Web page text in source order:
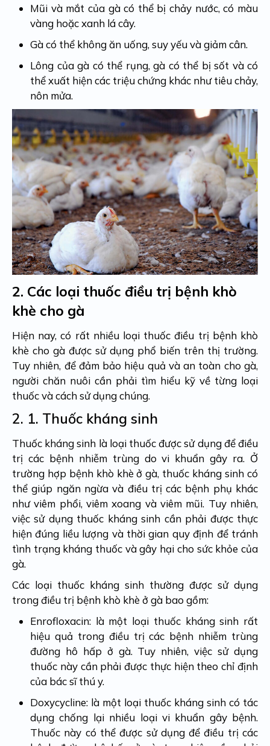
Mũi và mắt của gà có thể bị chảy nước, có màu
vàng hoặc xanh lá cây.
Gà có thể không ăn uống, suy yếu và giảm cân.
Lông của gà có thể rụng, gà có thể bị sốt và có
thể xuất hiện các triệu chứng khác như tiêu chảy,
nôn mửa.
2. Các loại thuốc điều trị bệnh khò
khè cho gà
Hiện nay, có rất nhiều loại thuốc điều trị bệnh khò
khè cho gà được sử dụng phổ biến trên thị trường.
Tuy nhiên, để đảm bảo hiệu quả và an toàn cho gà,
người chăn nuôi cần phải tìm hiểu kỹ về từng loại
thuốc và cách sử dụng chúng.
2. 1. Thuốc kháng sinh
Thuốc kháng sinh là loại thuốc được sử dụng để điều
trị các bệnh nhiễm trùng do vi khuẩn gây ra. Ở
trường hợp bệnh khò khè ở gà, thuốc kháng sinh có
thể giúp ngăn ngừa và điều trị các bệnh phụ khác
như viêm phổi, viêm xoang và viêm mũi. Tuy nhiên,
việc sử dụng thuốc kháng sinh cần phải được thực
hiện đúng liều lượng và thời gian quy định để tránh
tình trạng kháng thuốc và gây hại cho sức khỏe của
gà.
Các loại thuốc kháng sinh thường được sử dụng
trong điều trị bệnh khò khè ở gà bao gồm:
Enrofloxacin: là một loại thuốc kháng sinh rất
hiệu quả trong điều trị các bệnh nhiễm trùng
đường hô hấp ở gà. Tuy nhiên, việc sử dụng
thuốc này cần phải được thực hiện theo chỉ định
của bác sĩ thú y.
Doxycycline: là một loại thuốc kháng sinh có tác
dụng chống lại nhiều loại vi khuẩn gây bệnh.
Thuốc này có thể được sử dụng để điều trị các